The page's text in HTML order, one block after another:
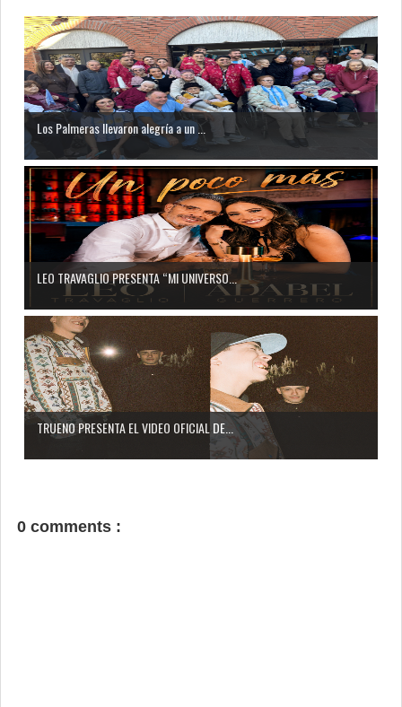
Los Palmeras llevaron alegría a un ...
LEO TRAVAGLIO PRESENTA “MI UNIVERSO...
TRUENO PRESENTA EL VIDEO OFICIAL DE...
0 comments :